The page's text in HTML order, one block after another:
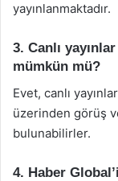
yayınlanmaktadır.
3. Canlı
mümkün mü?
Evet, canlı
üzerinden görüş
bulunabilirler.
4. Haber